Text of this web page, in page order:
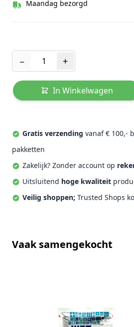
Maandag bezorgd
Aantal
− +
In Winkelwagen
Gratis verzending vanaf € 100,-
pakketten
Zakelijk? Zonder account op
Uitsluitend hoge kwaliteit
Veilig shoppen; Trusted Shops
Vaak samengekocht